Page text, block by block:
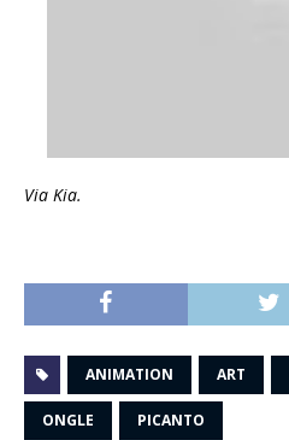
Via Kia.
ANIMATION ART
ONGLE PICANTO